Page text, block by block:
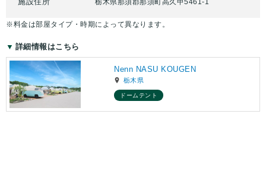
※料金は部屋タイプ・時期によって異なります。
詳細情報はこちら
Nenn NASU KOUGEN
栃木県
ドームテント